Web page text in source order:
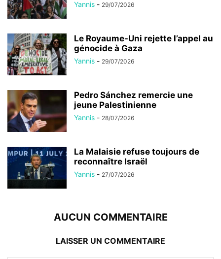
Yannis - 29/07/2026
Le Royaume-Uni rejette l’appel au
génocide à Gaza
Yannis - 29/07/2026
Pedro Sánchez remercie une
jeune Palestinienne
Yannis - 28/07/2026
La Malaisie refuse toujours de
reconnaître Israël
Yannis - 27/07/2026
AUCUN COMMENTAIRE
LAISSER UN COMMENTAIRE